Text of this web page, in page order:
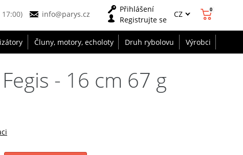
17:00) info@parys.cz
Přihlášení
Registrujte se
CZ 0
Čluny, motory, echoloty Druh rybolovu Výrobci
- 16 cm 67 g